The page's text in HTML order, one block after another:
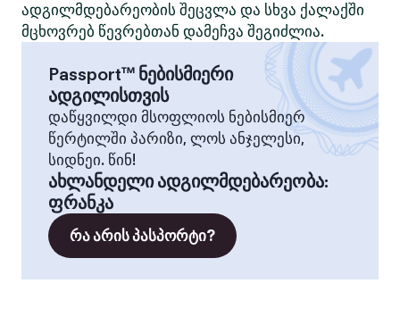
ადგილმდებარეობის შეცვლა და სხვა ქალაქში
მცხოვრებ წევრებთან დამეჩვა შეგიძლია.
Passport™ ნებისმიერი
ადგილისთვის
დაწყვილდი მსოფლიოს ნებისმიერ
წერტილში პარიზი, ლოს ანჯელესი,
სიდნეი. წინ!
ახლანდელი ადგილმდებარეობა:
ფრანკა
რა არის პასპორტი?